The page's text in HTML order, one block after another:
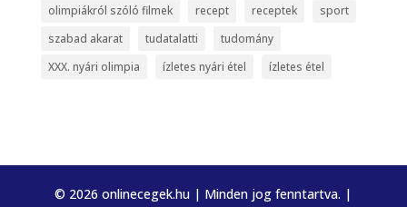
olimpiákról szóló filmek
recept receptek
sport
szabad akarat
tudatalatti
tudomány
XXX. nyári olimpia
ízletes nyári étel ízletes étel
© 2026 onlinecegek.hu | Minden jog fenntartva. |